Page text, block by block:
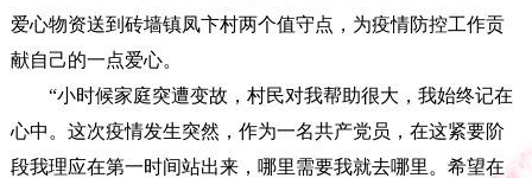
爱心物资送到砖墙镇凤卞村两个值守点，为疫情防控工作贡
献自己的一点爱心。
“小时候家庭突遭变故，村民对我帮助很大，我始终记在
心中。这次疫情发生突然，作为一名共产党员，在这紧要阶
段我理应在第一时间站出来，哪里需要我就去哪里。希望在